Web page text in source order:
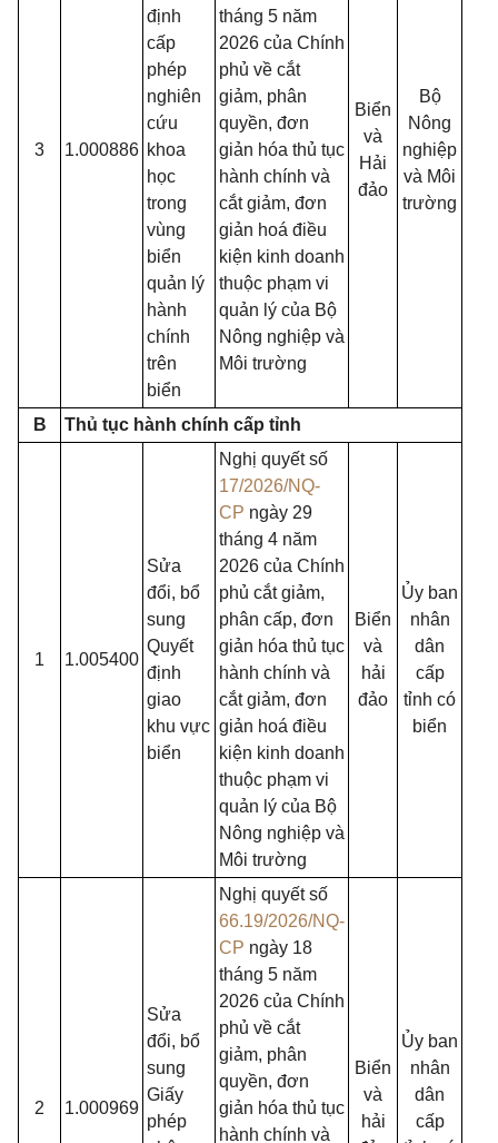
3 1.000886
định
cấp
phép
nghiên
cứu
khoa
học
trong
vùng
biển
quản lý
hành
chính
trên
biển
tháng 5 năm
2026 của Chính
phủ về cắt
giảm, phân
quyền, đơn
giản hóa thủ tục
hành chính và
cắt giảm, đơn
giản hoá điều
kiện kinh doanh
thuộc phạm vi
quản lý của Bộ
Nông nghiệp và
Môi trường
Biển
và
Hải
đảo
Bộ
Nông
nghiệp
và Môi
trường
B Thủ tục hành chính cấp tỉnh
1 1.005400
Sửa
đổi, bổ
sung
Quyết
định
giao
khu vực
biển
Nghị quyết số
17/2026/NQ-
CP ngày 29
tháng 4 năm
2026 của Chính
phủ cắt giảm,
phân cấp, đơn
giản hóa thủ tục
hành chính và
cắt giảm, đơn
giản hoá điều
kiện kinh doanh
thuộc phạm vi
quản lý của Bộ
Nông nghiệp và
Môi trường
Biển
và
hải
đảo
Ủy ban
nhân
dân
cấp
tỉnh có
biển
2 1.000969
Sửa
đổi, bổ
sung
Giấy
phép
Nghị quyết số
66.19/2026/NQ-
CP ngày 18
tháng 5 năm
2026 của Chính
phủ về cắt
giảm, phân
quyền, đơn
giản hóa thủ tục
hành chính và
Biển
và
hải
Ủy ban
nhân
dân
cấp